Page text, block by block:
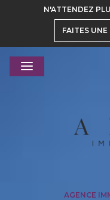
N'ATTENDEZ
FAITES
AGENCE